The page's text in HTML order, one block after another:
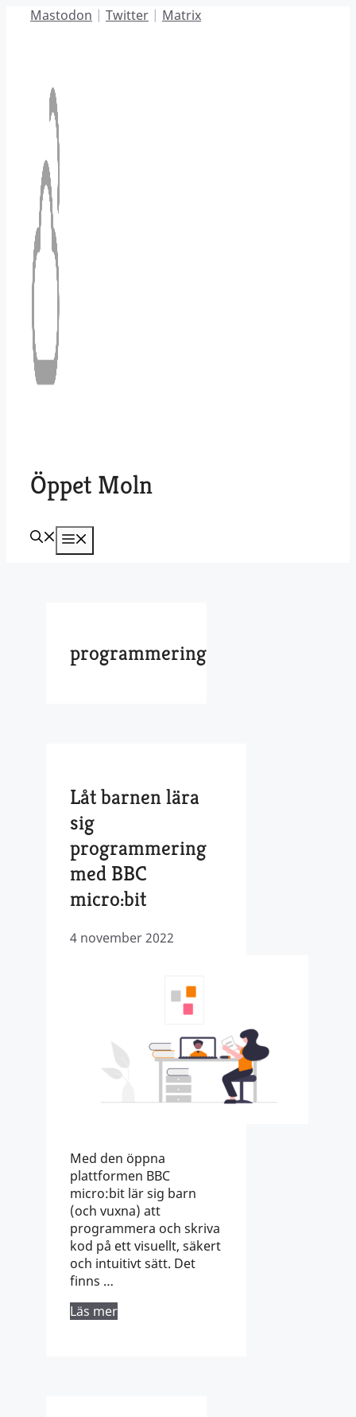
HoppaMastodon | Twitter | Matrix
Öppet Moln
programmering
Låt barnen lära
sig
programmering
med BBC
micro:bit
4 november 2022
Med den öppna
plattformen BBC
micro:bit lär sig barn
(och vuxna) att
programmera och skriva
kod på ett visuellt, säkert
och intuitivt sätt. Det
finns …
Läs mer